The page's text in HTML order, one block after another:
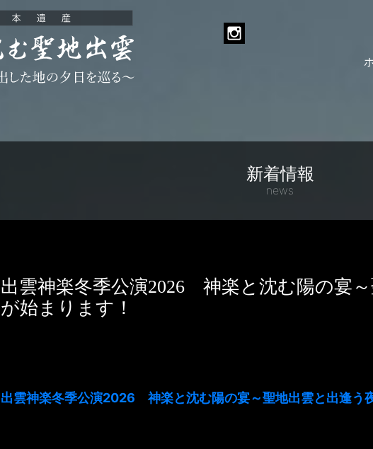
新着情報
news
出雲神楽冬季公演2026 神楽と沈む陽の宴
が始まります！
出雲神楽冬季公演2026 神楽と沈む陽の宴～聖地出雲と出逢う